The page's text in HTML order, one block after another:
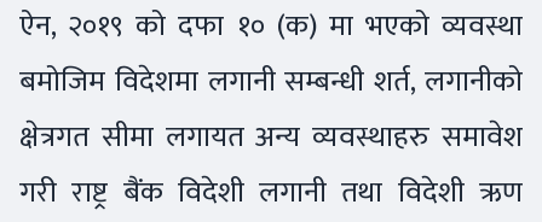
ऐन, २०१९ को दफा १० (क) मा भएको व्यवस्था
बमोजिम विदेशमा लगानी सम्बन्धी शर्त, लगानीको
क्षेत्रगत सीमा लगायत अन्य व्यवस्थाहरु समावेश
गरी राष्ट्र बैंक विदेशी लगानी तथा विदेशी ऋण